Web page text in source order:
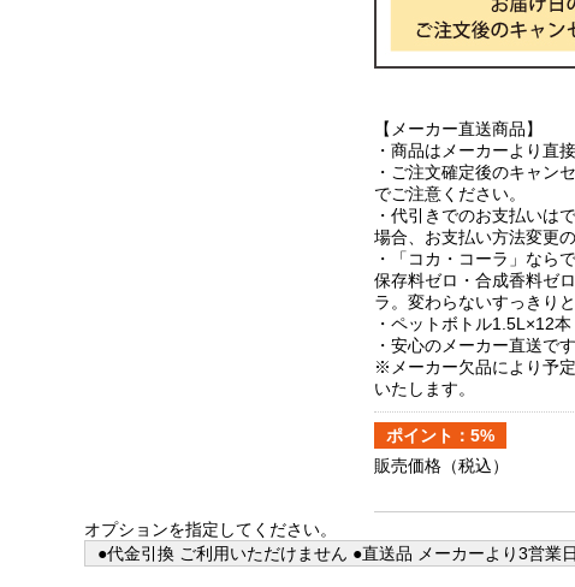
【メーカー直送商品】
・商品はメーカーより直
・ご注文確定後のキャン
でご注意ください。
・代引きでのお支払いは
場合、お支払い方法変更
・「コカ・コーラ」なら
保存料ゼロ・合成香料ゼ
ラ。変わらないすっきり
・ペットボトル1.5L×12本
・安心のメーカー直送です
※メーカー欠品により予
いたします。
ポイント：5%
販売価格 （税込）
オプションを指定してください。
●代金引換 ご利用いただけません ●直送品 メーカーより3営業